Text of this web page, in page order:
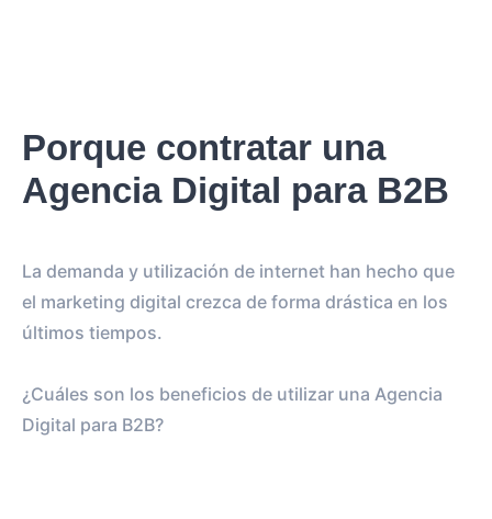
Porque contratar una
Agencia Digital para B2B
La demanda y utilización de internet han hecho que
el marketing digital crezca de forma drástica en los
últimos tiempos.
¿Cuáles son los beneficios de utilizar una Agencia
Digital para B2B?